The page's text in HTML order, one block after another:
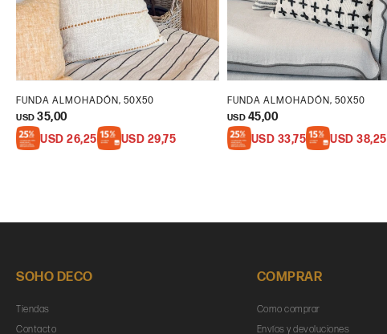
FUNDA ALMOHADÓN, 50X50
USD 35,00
USD 26,25 USD 29,75
FUNDA ALMOHADÓN, 50X50
USD 45,00
USD 33,75 USD 38,25
SOHO DECO
Tiendas
Contacto
COMPRAR
Como comprar
Envíos y devoluciones